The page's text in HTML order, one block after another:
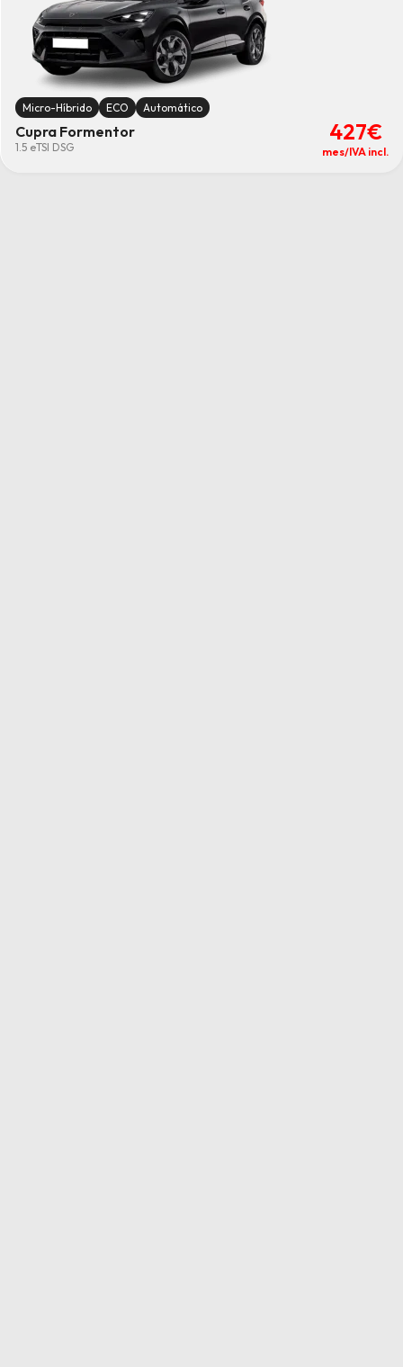
Micro-Híbrido ECO Automático
Cupra Formentor
1.5 eTSI DSG
427€
mes/IVA incl.